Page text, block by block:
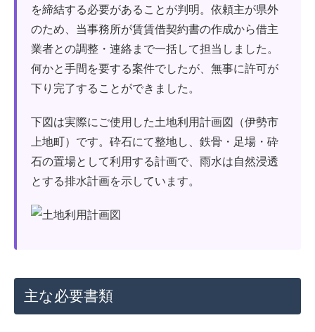
を締結する必要があることが判明。依頼主が県外
のため、当事務所が賃賃借契約書の作成から借主
業者との調整・連絡まで一括して担当しました。
何かと手間を要する案件でしたが、無事に許可が
下り完了することができました。
下図は実際にご使用した土地利用計画図（伊勢市
上地町）です。砕石にて整地し、鉄骨・足場・砕
石の置場として利用する計画で、雨水は自然浸透
とする排水計画を示しています。
主な必要書類